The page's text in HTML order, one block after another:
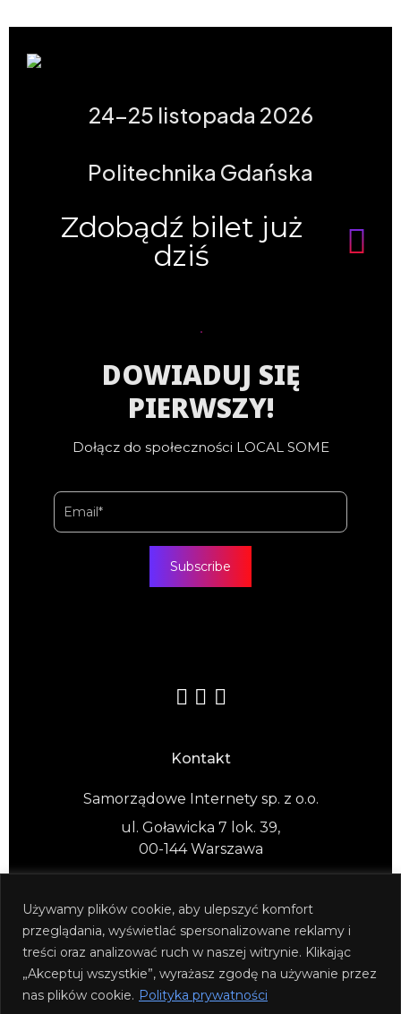
Używamy plików cookie, aby ulepszyć komfort
przeglądania, wyświetlać spersonalizowane reklamy i
treści oraz analizować ruch w naszej witrynie. Klikając
„Akceptuj wszystkie”, wyrażasz zgodę na używanie przez
nas plików cookie. Polityka prywatności
MAJU 2026?
24-25 listopada 2026
Politechnika Gdańska
Zdobądź bilet już
dziś
DOWIADUJ SIĘ
PIERWSZY!
Dołącz do społeczności LOCAL SOME
Kontakt
Samorządowe Internety sp. z o.o.
ul. Goławicka 7 lok. 39,
00-144 Warszawa
© 2026 Samorządowe Internety Sp. z o.o. All rights
reserved.